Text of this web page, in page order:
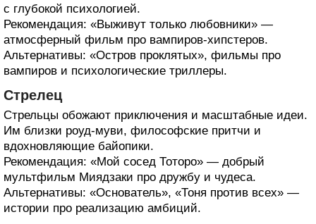
с глубокой психологией.
Рекомендация: «Выживут только любовники» —
атмосферный фильм про вампиров-хипстеров.
Альтернативы: «Остров проклятых», фильмы про
вампиров и психологические триллеры.
Стрелец
Стрельцы обожают приключения и масштабные идеи.
Им близки роуд-муви, философские притчи и
вдохновляющие байопики.
Рекомендация: «Мой сосед Тоторо» — добрый
мультфильм Миядзаки про дружбу и чудеса.
Альтернативы: «Основатель», «Тоня против всех» —
истории про реализацию амбиций.